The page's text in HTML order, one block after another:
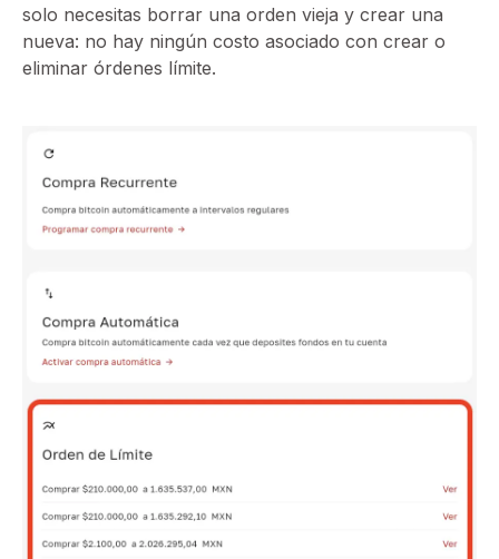
solo necesitas borrar una orden vieja y crear una
nueva: no hay ningún costo asociado con crear o
eliminar órdenes límite.